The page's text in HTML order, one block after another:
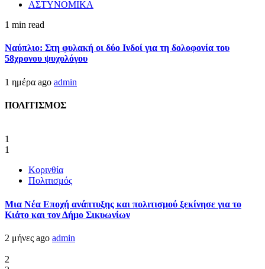
ΑΣΤΥΝΟΜΙΚΑ
1 min read
Ναύπλιο: Στη φυλακή οι δύο Ινδοί για τη δολοφονία του
58χρονου ψυχολόγου
1 ημέρα ago admin
ΠΟΛΙΤΙΣΜΟΣ
1
1
Κορινθία
Πολιτισμός
Μια Νέα Εποχή ανάπτυξης και πολιτισμού ξεκίνησε για το
Κιάτο και τον Δήμο Σικυωνίων
2 μήνες ago admin
2